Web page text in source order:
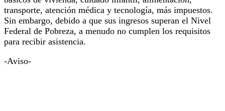
transporte, atención médica y tecnología, más impuestos.
Sin embargo, debido a que sus ingresos superan el Nivel
Federal de Pobreza, a menudo no cumplen los requisitos
para recibir asistencia.
-Aviso-